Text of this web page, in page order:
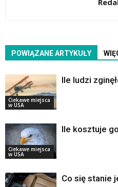
POWIĄZANE ARTYKUŁY
Ciekawe miejsca
w USA
Ile ludzi
Ciekawe miejsca
w USA
Ile kosztuje
Co się stanie